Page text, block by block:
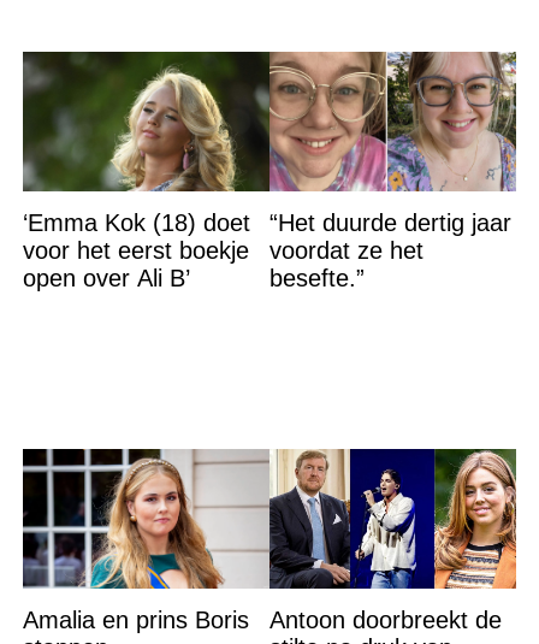
‘Emma Kok (18) doet
voor het eerst boekje
open over Ali B’
“Het duurde dertig jaar
voordat ze het
besefte.”
Amalia en prins Boris
Antoon doorbreekt de